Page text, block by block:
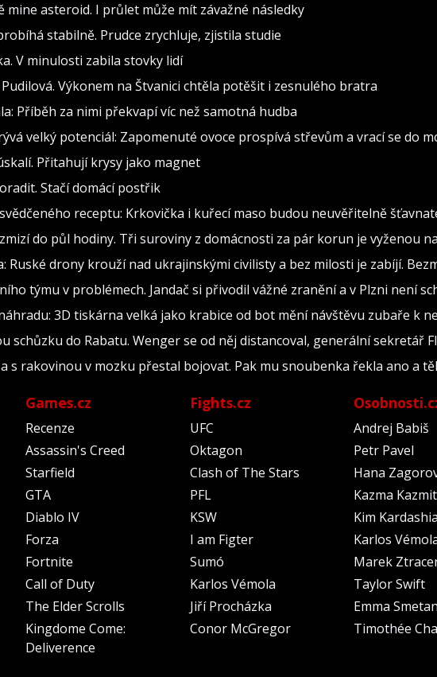
mine asteroid. I průlet může mít závažné následky
stabilně. Prudce zrychluje, zjistila studie
V minulosti zabila stovky lidí
Výkonem na Štvanici chtěla potěšit i zesnulého bratra
Příběh za nimi překvapí víc než samotná hudba
velký potenciál: Zapomenuté ovoce prospívá střevům a vrací se do
Přitahují krysy jako magnet
Stačí domácí postřik
receptu: Krkovička i kuřecí maso budou neuvěřitelně
do půl hodiny. Tři suroviny z domácnosti za pár korun je vyženou
Ruské drony krouží nad ukrajinskými civilisty a bez milosti je zabíjí.
týmu v problémech. Jandač si přivodil vážné zranění a v Plzni není
3D tiskárna velká jako krabice od bot mění návštěvu zubaře k
schůzku do Rabatu. Wenger se od něj distancoval, generální sekretář
s rakovinou v mozku přestal bojovat. Pak mu snoubenka řekla ano a
Games.cz
Recenze
Assassin's Creed
Starfield
GTA
Diablo IV
Forza
Fortnite
Call of Duty
The Elder Scrolls
Kingdome Come:
Deliverence
Fights.cz
UFC
Oktagon
Clash of The Stars
PFL
KSW
I am Figter
Sumó
Karlos Vémola
Jiří Procházka
Conor McGregor
Andrej Babiš
Petr Pavel
Hana
Kazma
Kim
Karlos
Marek
Taylor Swift
Emma
Timothée